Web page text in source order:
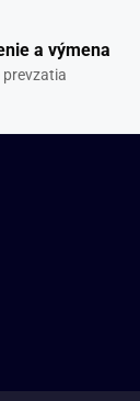
a výmena
prevzatia